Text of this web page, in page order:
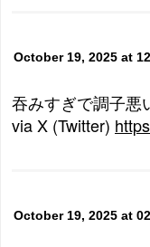
October 19, 2025 at
吞みすぎで調子悪
via X (Twitter)
October 19, 2025 at